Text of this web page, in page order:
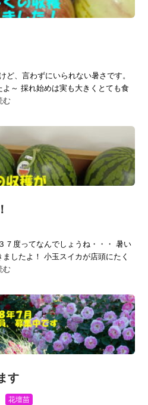
ど、言わずにいられない暑さです。
～ 採れ始めは実も大きくとても食
む
７度ってなんでしょうね・・・ 暑い
したよ！ 小玉スイカが店頭にたく
む
す
花壇苗